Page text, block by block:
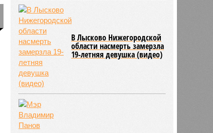
В Лысково Нижегородской
области насмерть замерзла
19-летняя девушка (видео)